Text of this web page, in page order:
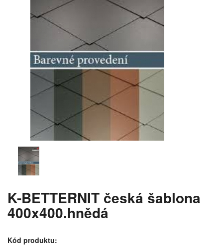
K-BETTERNIT česká šablona
400x400.hnědá
Kód produktu: